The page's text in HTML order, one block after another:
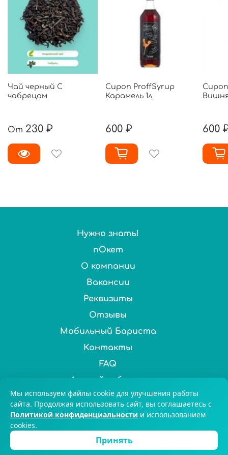
Чай черный С
чабрецом
От 230 ₽
Сироп ProffSyrup
Карамель 1л
600 ₽
Вишня
600
Нужно знать!
пОкет
О компании
Вакансии
Реквизиты
Отзывы
Мобильный Бариста
Контакты
FAQ
Личный кабинет
Нас выбирают более 100 000 ценителей чая и кофе по
всей России. © 2025 Chai&Coffee
8-800-551-59-47
Мы используем файлы cookie для улучшения работы
сайта. Продолжая использовать сайт, вы соглашаетесь с
Политикой конфиденциальности и использованием
cookies.
Принять